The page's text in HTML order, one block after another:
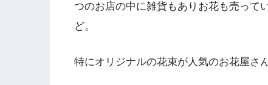
つのお店の中に雑貨もありお花も売って
ど。
特にオリジナルの花束が人気のお花屋さ